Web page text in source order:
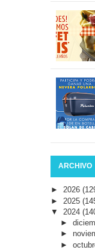
ARCHIVO
► 2026
► 2025
▼ 2024
►
►
►